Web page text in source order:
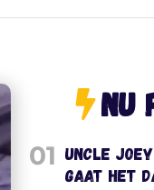
Nu
01 Uncle
gaat het